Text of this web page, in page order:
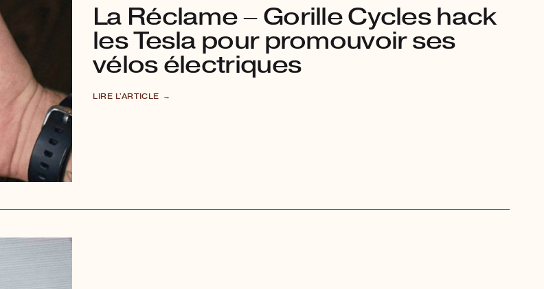
La Réclame – Gorille Cycles hack
les Tesla pour promouvoir ses
vélos électriques
LIRE L'ARTICLE